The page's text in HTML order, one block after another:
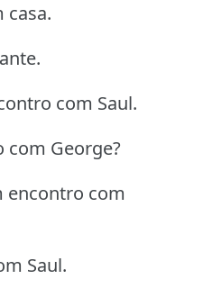
casa.
com Saul.
George?
encontro com
Saul.